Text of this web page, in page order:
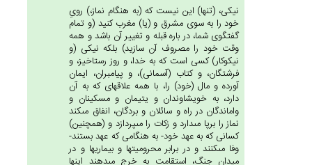
نيكى، (تنها) اين نيست كه (به هنگام نماز،) روىِ
خود را به سوى مشرق و (يا) مغرب كنيد (و تمام
گفتگوى شما، در باره قبله و تغيير آن باشد و همه
وقت خود را مصروف آن سازيد) بلكه نيكى (و
نيكوكار) كسى است كه به خدا، و روز رستاخيز، و
فرشتگان، و كتاب (آسمانى)، و پيامبران، ايمان
آورده و مال (خود) را، با همه علاقه‏اى كه به آن
دارد، به خويشاوندان و يتيمان و مسكينان و
واماندگان در راه و سائلان و بردگان، انفاق مى‏كند
نماز را برپا مى‏دارد و زكات را مى‏پردازد و (همچنين)
كسانى كه به عهد خود- به هنگامى كه عهد بستند-
وفا مى‏كنند و در برابر محروميتها و بيماريها و در
ميدان جنگ، استقامت به خرج مى‏دهند اينها